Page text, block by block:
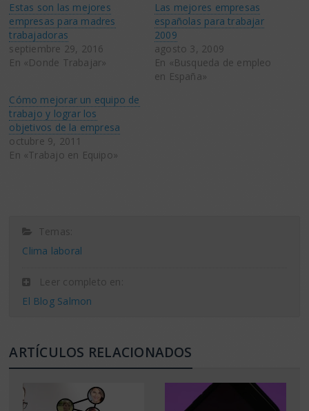
una
ventana
nueva)
una
ventana
nueva)
Estas son las mejores
empresas para madres
trabajadoras
septiembre 29, 2016
En «Donde Trabajar»
Las mejores empresas
españolas para trabajar
2009
agosto 3, 2009
En «Busqueda de empleo
en España»
Cómo mejorar un equipo de
trabajo y lograr los
objetivos de la empresa
octubre 9, 2011
En «Trabajo en Equipo»
Temas:
Clima laboral
Leer completo en:
El Blog Salmon
ARTÍCULOS RELACIONADOS